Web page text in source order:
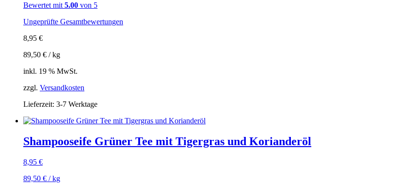
Bewertet mit 5.00 von 5
Ungeprüfte Gesamtbewertungen
8,95 €
89,50 € /kg
inkl. 19 % MwSt.
zzgl. Versandkosten
Lieferzeit: 3-7 Werktage
Shampooseife Grüner Tee mit Tigergras und Korianderöl
8,95 €
89,50 € /kg